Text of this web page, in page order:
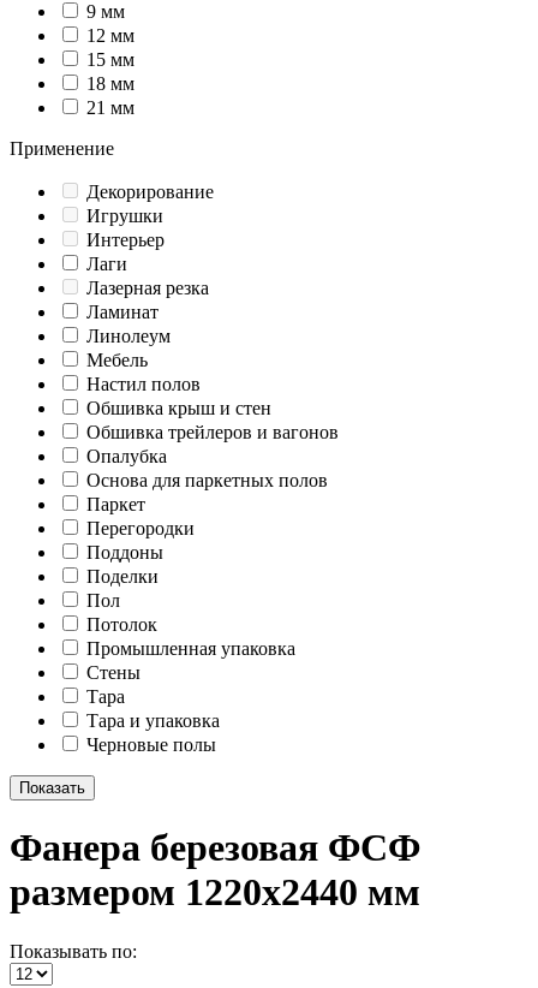
9 мм
12 мм
15 мм
18 мм
21 мм
Применение
Декорирование
Игрушки
Интерьер
Лаги
Лазерная резка
Ламинат
Линолеум
Мебель
Настил полов
Обшивка крыш и стен
Обшивка трейлеров и вагонов
Опалубка
Основа для паркетных полов
Паркет
Перегородки
Поддоны
Поделки
Пол
Потолок
Промышленная упаковка
Стены
Тара
Тара и упаковка
Черновые полы
Показать
Фанера березовая ФСФ
размером 1220x2440 мм
Показывать по: